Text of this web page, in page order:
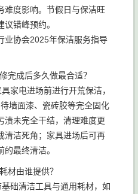
难度影响。节假日与保洁旺
错峰预约。
业协会2025年保洁服务指导
完成后多久做最合适？
家电进场前进行开荒保洁，
墙面漆、瓷砖胶等完全固化
渍未完全干结，清理难度更
清洁死角；家具进场后可再
最终清洁。
材由谁提供？
础清洁工具与通用耗材，如